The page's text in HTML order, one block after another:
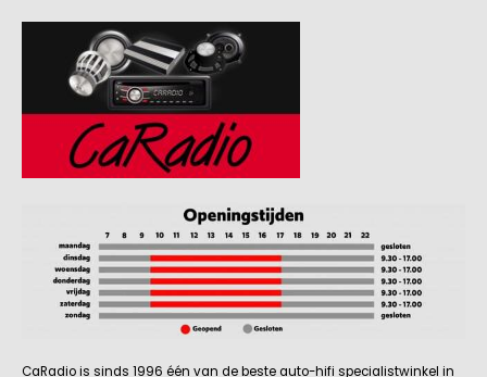
CaRadio is sinds 1996 één van de beste auto-hifi specialistwinkel in
Noord-Holland/Nederland, met ruim 30 jaar ervaring in het monteren